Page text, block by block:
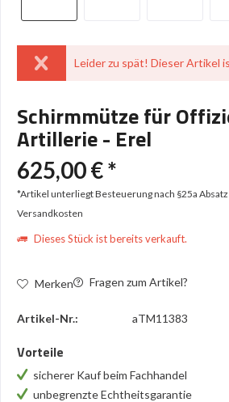
Leider zu spät! Dieser Artikel
Schirmmütze für
Artillerie - Erel
625,00 € *
*Artikel unterliegt Besteuerung nach §25a Absatz
Versandkosten
Dieses Stück ist bereits verkauft.
Merken Fragen zum Artikel?
Artikel-Nr.: aTM11383
Vorteile
sicherer Kauf beim Fachhandel
unbegrenzte Echtheitsgarantie